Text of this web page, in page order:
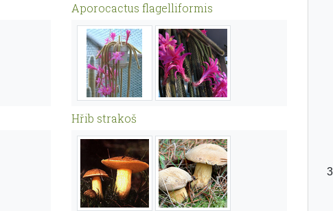
Aporocactus flagelliformis
Hřib strakoš